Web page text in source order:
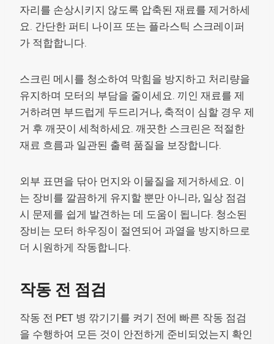
자리를 손상시키지 않도록 압축된 재료를 제거하세
요. 간단한 퍼티 나이프 또는 플라스틱 스크레이퍼
가 적합합니다.
스크린 메시를 청소하여 막힘을 방지하고 처리량을
유지하며 모터의 부담을 줄이세요. 끼인 재료를 제
거하려면 부드럽게 두드리거나, 축적이 심할 경우 제
거 후 깨끗이 세척하세요. 깨끗한 스크린은 적절한
재료 흐름과 일관된 출력 품질을 보장합니다.
외부 표면을 닦아 먼지와 이물질을 제거하세요. 이
는 장비를 깔끔하게 유지할 뿐만 아니라, 일상 점검
시 문제를 쉽게 발견하는 데 도움이 됩니다. 청소된
장비는 모터 하우징이 절연되어 과열을 방지하므로
더 시원하게 작동합니다.
작동 전 점검
작동 전 PET 병 깎기기를 켜기 전에 빠른 작동 점검
을 수행하여 모든 것이 안전하게 준비되었는지 확인